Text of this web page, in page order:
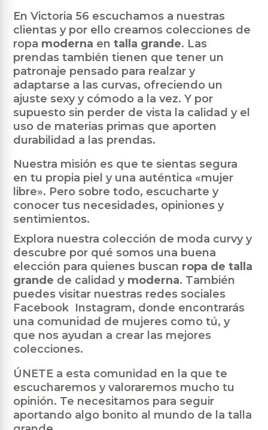
En Victoria 56 escuchamos a nuestras
clientas y por ello creamos colecciones de
ropa moderna entalla grande. Las
prendas también tienen que tener un
patronaje pensado para realzar y
adaptarse a las curvas, ofreciendo un
ajuste sexy y cómodo a la vez. Y por
supuesto sin perder de vista la calidad y el
uso de materias primas que aporten
durabilidad a las prendas.
Nuestra misión es que te sientas segura
en tu propia piel y una auténtica «mujer
libre». Pero sobre todo, escucharte y
conocer tus necesidades, opiniones y
sentimientos.
Explora nuestra colección de moda curvy y
descubre por qué somos una buena
elección para quienes buscan ropa de talla
grande de calidad y moderna. También
puedes visitar nuestras redes sociales
Facebook Instagram, donde encontrarás
una comunidad de mujeres como tú, y
que nos ayudan a crear las mejores
colecciones.
ÚNETE a esta comunidad en la que te
escucharemos y valoraremos mucho tu
opinión. Te necesitamos para seguir
aportando algo bonito al mundo de la talla